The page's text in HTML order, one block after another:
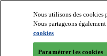
Nous utilisons des cookies
Nous partageons
cookies
Paramétrer les cookies